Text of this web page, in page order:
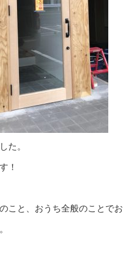
た。
！
こと、おうち全般のことで